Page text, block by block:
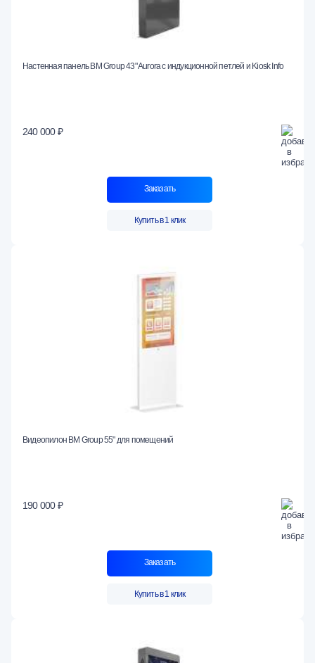
Настенная панель BM Group 43" Aurora с индукционной петлей и Kiosk Info
240 000 ₽
Заказать
Купить в 1 клик
Видеопилон BM Group 55" для помещений
190 000 ₽
Заказать
Купить в 1 клик